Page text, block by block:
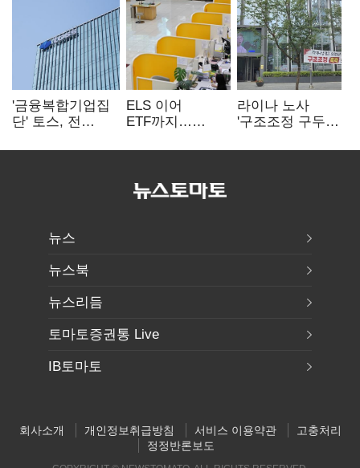
'금융복합기업집
단' 토스, 전
표준화
ELS 이어
ETF까지…
제동 걸린 은행
라이나 노사
'구조조정 구두
뉴스
뉴스북
뉴스리듬
토마토증권통 Live
IB토마토
회사소개 개인정보취급방침 서비스 이용약관
고충처리
정정반론보도